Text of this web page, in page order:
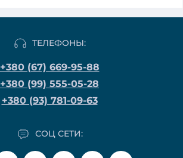
ТЕЛЕФОНЫ:
+380 (67) 669-95-88
+380 (99) 555-05-28
+380 (93) 781-09-63
СОЦ СЕТИ: